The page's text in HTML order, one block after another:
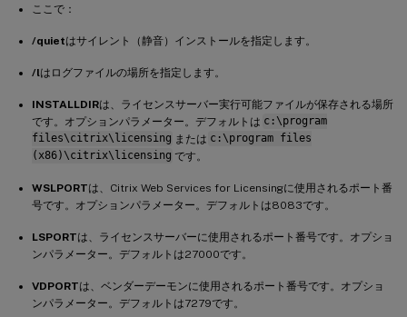
ここで：
/quietはサイレント（静音）インストールを指定します。
/lはログファイルの場所を指定します。
INSTALLDIRは、ライセンスサーバー実行可能ファイルが保存される場所
です。オプションパラメーター。デフォルトは c:\program
files\citrix\licensing または c:\program files
(x86)\citrix\licensing です。
WSLPORTは、Citrix Web Services for Licensingに使用されるポート番
号です。オプションパラメーター。デフォルトは8083です。
LSPORTは、ライセンスサーバーに使用されるポート番号です。オプショ
ンパラメーター。デフォルトは27000です。
VDPORTは、ベンダーデーモンに使用されるポート番号です。オプショ
ンパラメーター。デフォルトは7279です。